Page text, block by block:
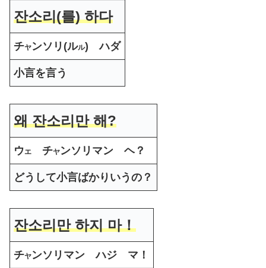
잔소리(를)하다
チヤンソリ(ルル) ハダ
小言を言う
왜 잔소리만 해?
ウエ チヤンソリマン ヘ？
どうして小言ばかりいうの？
잔소리만 하지 마！
チヤンソリマン ハジ マ！